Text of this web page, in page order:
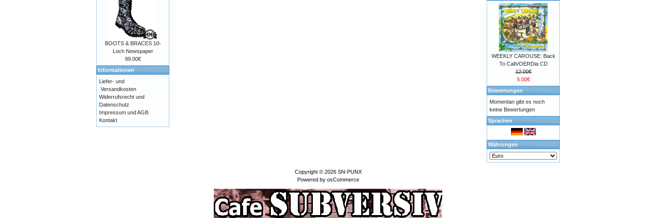
BOOTS & BRACES 10-
Loch Newspaper
99.00€
Informationen
Liefer- und
Versandkosten
Widerrufsrecht und
Datenschutz
Impressum und AGB
Kontakt
WEEKLY CAROUSE: Back
To CaliVOERDia CD
12.00€
5.00€
Bewertungen
Momentan gibt es noch
keine Bewertungen
Sprachen
Währungen
Copyright © 2026 SN-PUNX
Powered by osCommerce